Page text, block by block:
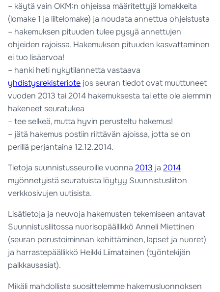
– käytä vain OKM:n ohjeissa määritettyjä lomakkeita
(lomake 1 ja liitelomake) ja noudata annettua ohjeistusta
– hakemuksen pituuden tulee pysyä annettujen
ohjeiden rajoissa. Hakemuksen pituuden kasvattaminen
ei tuo lisäarvoa!
– hanki heti nykytilannetta vastaava
yhdistysrekisteriote jos seuran tiedot ovat muuttuneet
vuoden 2013 tai 2014 hakemuksesta tai ette ole aiemmin
hakeneet seuratukea
– tee selkeä, mutta hyvin perusteltu hakemus!
– jätä hakemus postiin riittävän ajoissa, jotta se on
perillä perjantaina 12.12.2014.
Tietoja suunnistusseuroille vuonna2013 ja2014
myönnetyistä seuratuista löytyy Suunnistusliiton
verkkosivujen uutisista.
Lisätietoja ja neuvoja hakemusten tekemiseen antavat
Suunnistusliitossa nuorisopäällikkö Anneli Miettinen
(seuran perustoiminnan kehittäminen, lapset ja nuoret)
ja harrastepäällikkö Heikki Liimatainen (työntekijän
palkkausasiat).
Mikäli mahdollista suosittelemme hakemusluonnoksen